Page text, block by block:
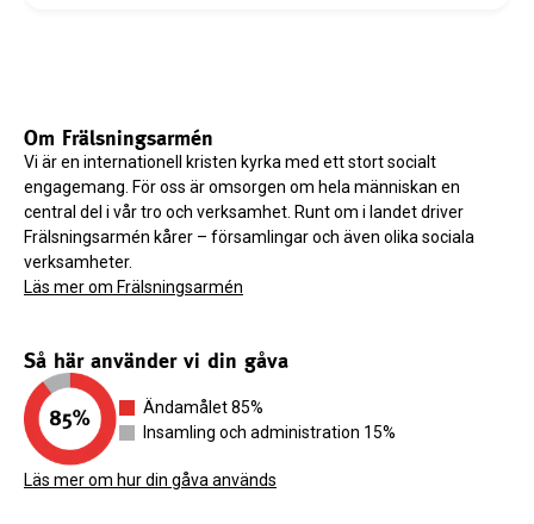
Om Frälsningsarmén
Vi är en internationell kristen kyrka med ett stort socialt
engagemang. För oss är omsorgen om hela människan en
central del i vår tro och verksamhet. Runt om i landet driver
Frälsningsarmén kårer – församlingar och även olika sociala
verksamheter.
Läs mer om Frälsningsarmén
Så här använder vi din gåva
Ändamålet 85%
Insamling och administration 15%
Läs mer om hur din gåva används